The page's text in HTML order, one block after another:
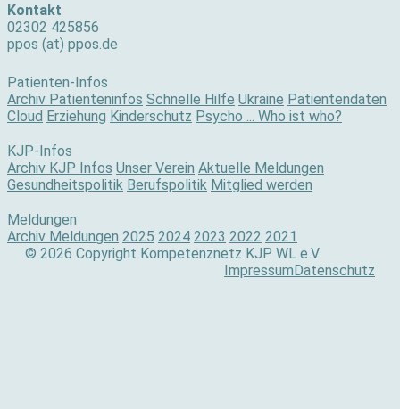
Kontakt
02302 425856
ppos (at) ppos.de
Patienten-Infos
Archiv Patienteninfos Schnelle Hilfe Ukraine Patientendaten
Cloud Erziehung Kinderschutz Psycho ... Who ist who?
KJP-Infos
Archiv KJP Infos Unser Verein Aktuelle Meldungen
Gesundheitspolitik Berufspolitik Mitglied werden
Meldungen
Archiv Meldungen 2025 2024 2023 2022 2021
© 2026 Copyright Kompetenznetz KJP WL e.V
ImpressumDatenschutz